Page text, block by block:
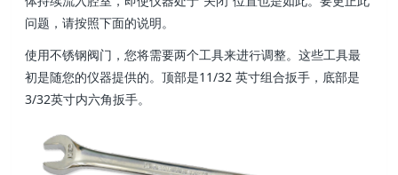
问题，请按照下面的说明。
使用不锈钢阀门，您将需要两个工具来进行调整。这些工具最
初是随您的仪器提供的。顶部是11/32 英寸组合扳手，底部是
3/32英寸内六角扳手。